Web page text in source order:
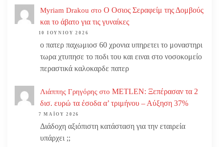
Myriam Drakou στο Ο Οσιος Σεραφείμ της Δομβούς
και το άβατο για τις γυναίκες
10 ΙΟΥΝΊΟΥ 2026
ο πατερ παχωμιοσ 60 χρονια υπηρετει το μοναστηρι
τωρα χτυπησε το ποδι του και ειναι στο νοσοκομείο
περαστικά καλοκαρδε πατερ
Λιάππης Γρηγόρης στο METLEN: Ξεπέρασαν τα 2
δισ. ευρώ τα έσοδα α’ τριμήνου – Αύξηση 37%
7 ΜΑΪ́ΟΥ 2026
Διάδοχη αξιόπιστη κατάσταση για την εταιρεία
υπάρχει ;;